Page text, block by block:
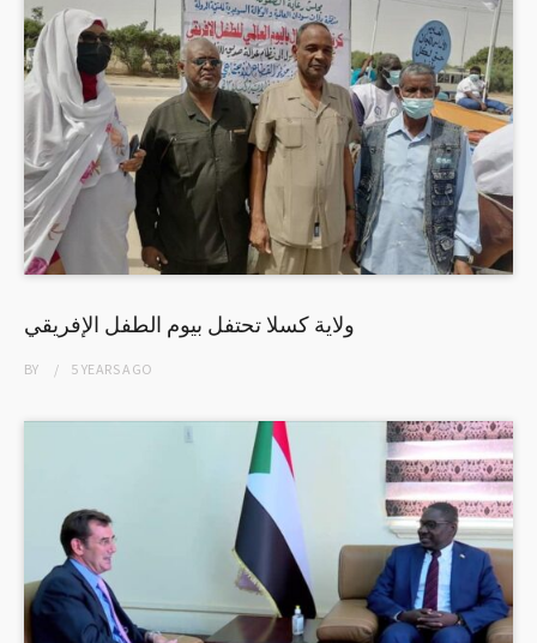
ولاية كسلا تحتفل بيوم الطفل الإفريقي
BY 5 YEARSAGO